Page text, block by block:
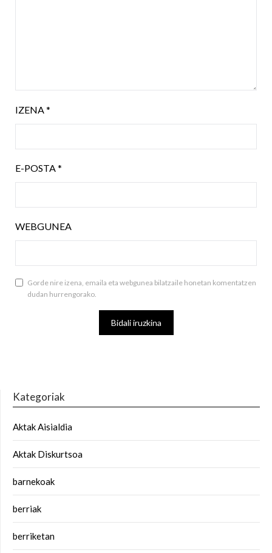
IZENA*
E-POSTA*
WEBGUNEA
Gorde nire izena, emaila eta webgunea bilatzaile honetan komentatzen
dudan hurrengorako.
Kategoriak
Aktak Aisialdia
Aktak Diskurtsoa
barnekoak
berriak
berriketan